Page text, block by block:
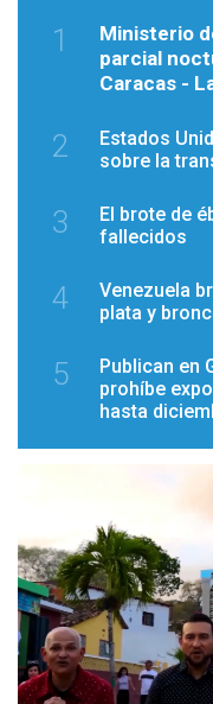
1
Ministerio
parcial
Caracas -
2
Estados
sobre la
3
El brote de
fallecidos
4
Venezuela
plata y
5
Publican en
prohíbe
hasta